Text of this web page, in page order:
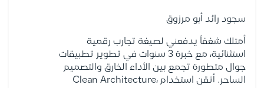
سجود رائد أبو مرزوق
أمتلك شغفاً يدفعني لصيغة تجارب رقمية
استثنائية، مع خبرة 3 سنوات في تطوير تطبيقات
جوال متطورة تجمع بين الأداء الخارق والتصميم
الساحر. أتقن استخدام Clean Architecture،